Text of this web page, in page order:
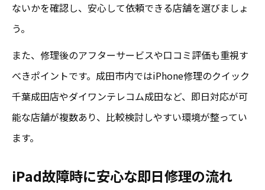
ないかを確認し、安心して依頼できる店舗を選びましょ
う。
また、修理後のアフターサービスや口コミ評価も重視す
べきポイントです。成田市内ではiPhone修理のクイック
千葉成田店やダイワンテレコム成田など、即日対応が可
能な店舗が複数あり、比較検討しやすい環境が整ってい
ます。
iPad故障時に安心な即日修理の流れ